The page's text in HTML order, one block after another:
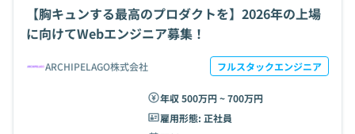
【胸キュンする最高のプロダクトを】2026年の上場
に向けてWebエンジニア募集！
ARCHIPELAGO株式会社 フルスタックエンジニア
年収 500万円 ~ 700万円
雇用形態: 正社員